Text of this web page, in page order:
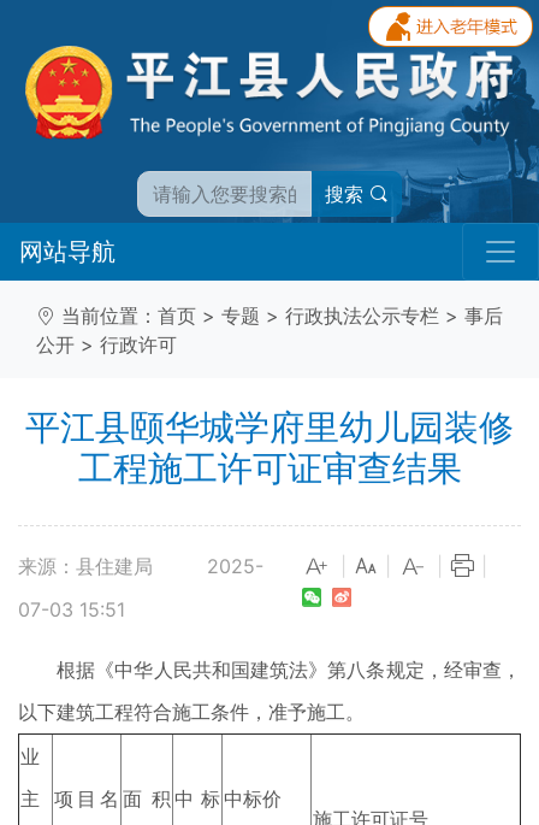
搜索
网站导航
当前位置： 首页 > 专题 > 行政执法公示专栏 > 事后
公开 > 行政许可
平江县颐华城学府里幼儿园装修
工程施工许可证审查结果
来源：县住建局
2025-
07-03 15:51
根据《中华人民共和国建筑法》第八条规定，经审查，
以下建筑工程符合施工条件，准予施工。
业
主
项目名 面积 中标 中标价
施工许可证号